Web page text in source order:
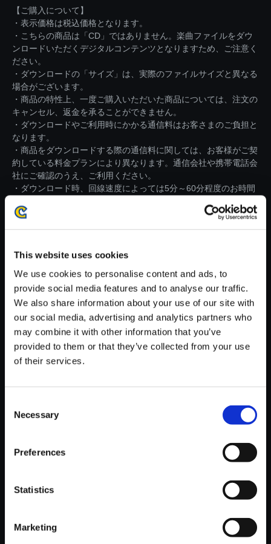
This website uses cookies
We use cookies to personalise content and ads, to
provide social media features and to analyse our traffic.
We also share information about your use of our site with
our social media, advertising and analytics partners who
may combine it with other information that you’ve
provided to them or that they’ve collected from your use
of their services.
Selection
Necessary
Preferences
Statistics
Marketing
【ご購入について】
・表示価格は税込価格となります。
・こちらの商品は「CD」ではありません。楽曲ファイルをダウ
ンロードいただくデジタルコンテンツとなりますため、ご注意く
ださい。
・ダウンロードの「サイズ」は、実際のファイルサイズと異なる
場合がございます。
・商品の特性上、一度ご購入いただいた商品については、注文の
キャンセル、返金を承ることができません。
・ダウンロードやご利用時にかかる通信料はお客さまのご負担と
なります。
・商品をダウンロードする際の通信料に関しては、お客様がご契
約している料金プランにより異なります。通信会社や携帯電話会
社にご確認のうえ、ご利用ください。
・ダウンロード時、回線速度によっては5分～60分程度のお時間
※ご購入いただいたファイルのダウンロードの際には、通信環境
【単曲】ブレス オブ ファイア3
サウンドコレクション あやかし
千年
おすすめ商品